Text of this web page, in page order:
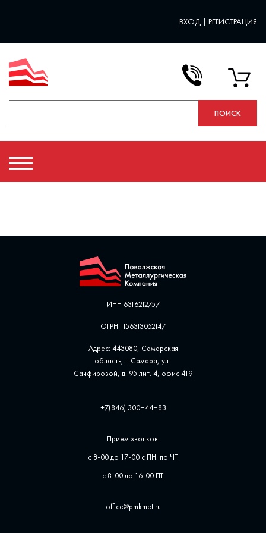
ВХОД | РЕГИСТРАЦИЯ
ИНН 6316212757
ОГРН 1156313052147
Адрес: 443080, Самарская
область, г. Самара, ул. ​
Санфировой, д. 95 лит. 4, офис ​419
+7(846) 300‒44‒83
Прием звонков:
с 8-00 до 17-00 с ПН. по ЧТ.
с 8-00 до 16-00 ПТ.
office@pmkmet.ru